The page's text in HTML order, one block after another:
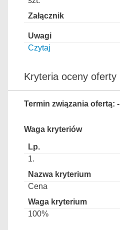
Czytaj
Kryteria oceny oferty
Termin związania ofertą: -
Waga kryteriów
1.
Cena
100%